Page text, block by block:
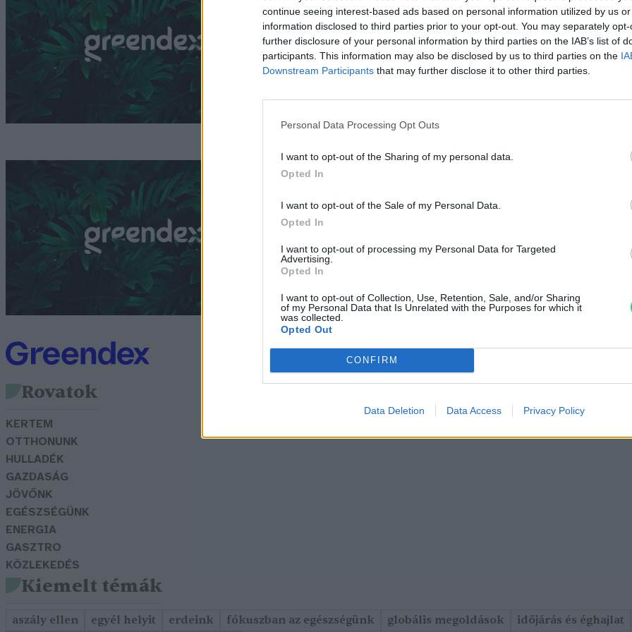
continue seeing interest-based ads based on personal information utilized by us
information disclosed to third parties prior to your opt-out. You may separately
further disclosure of your personal information by third parties on the IAB’s list of
participants. This information may also be disclosed by us to third parties on the
Downstream Participants that may further disclose it to other third parties.
Personal Data Processing Opt Outs
I want to opt-out of the Sharing of my personal data.
Opted In
I want to opt-out of the Sale of my Personal Data.
Opted In
I want to opt-out of processing my Personal Data for Targeted
Advertising.
Opted In
I want to opt-out of Collection, Use, Retention, Sale, and/or Sharing
of my Personal Data that Is Unrelated with the Purposes for which it
was collected.
Opted Out
CONFIRM
Data Deletion Data Access Privacy Policy
céljait szolgáló atomenergia
mellett
Greendex Szemle
A V4-ek közösen léphetnek a
fenntartható útra
Greendex Szemle
Rovatok
KERTEM
OTTHONUNK
HULLADÉK
GAZDASÁG
JÖVŐNK
EGÉSZSÉGÜNK
ENERGIA
GASZTRO
KÖZLEKEDÉS
Kiemelt témák
aszály ellen egyél helyit erdeink fókuszban az egészségünk globális megoldások időjárás és éghajlat